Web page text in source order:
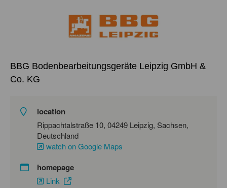
BBG Bodenbearbeitungsgeräte Leipzig GmbH &
Co. KG
location
Rippachtalstraße 10, 04249 Leipzig, Sachsen,
Deutschland
watch on Google Maps
homepage
Link